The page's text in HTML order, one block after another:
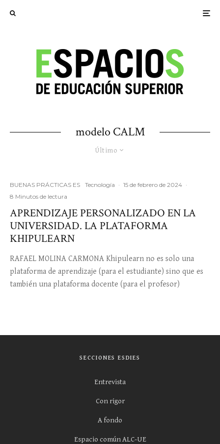
modelo CALM
Último
BUENAS PRÁCTICAS ES Tecnología · 15 de febrero de 2024 ·
8 Minutos de lectura
APRENDIZAJE PERSONALIZADO EN LA
UNIVERSIDAD. LA PLATAFORMA
KHIPULEARN
RAFAEL MOLINA CARMONA Khipulearn no es solo una
plataforma de aprendizaje (para el estudiante) sino que es
también una plataforma docente (para el profesor)
SECCIONES ESDIES
Entrevista
Con rigor
A fondo
Espacio común ALC-UE